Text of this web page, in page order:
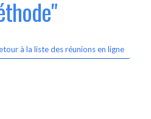
à la liste des réunions en ligne